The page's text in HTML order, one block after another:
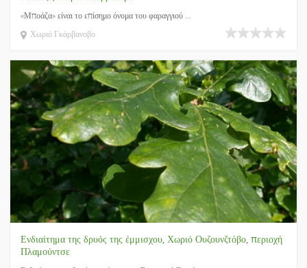
«Μποάζα» είναι το επίσημο όνομα του φαραγγιού ...
Χωριό Γκάρβανοβο
Ενδιαίτημα της δρυός της έμμισχου, Χωριό Ουζουνζτόβο, περιοχή
Πλαμούντσε